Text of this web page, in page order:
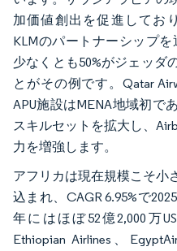
加価値創出を促進しており
KLMのパートナーシップ
少なくとも50%がジェッダ
とがその例です。Qatar
APU施設はMENA地域初で
スキルセットを拡大し、
力を増強します。
アフリカは現在規模こそ小
込まれ、CAGR 6.95%で
年にはほぼ52億2,000万
Ethiopian Airlines、